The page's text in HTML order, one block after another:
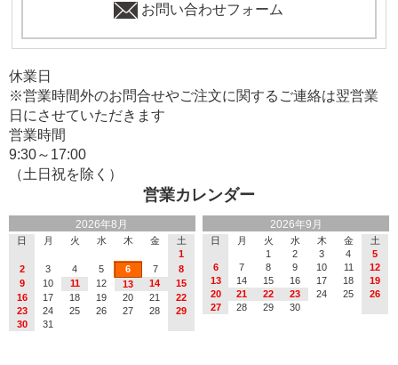
お問い合わせフォーム
営業カレンダー
2026年8月
日 月 火 水 木 金
土
1
2
3 4 5 6 7
8
9
10 11 12 13 14
15
16
17 18 19 20 21
22
23
24 25 26 27 28
29
30
31
2026年9月
日 月 火 水 木 金
土
1
2 3 4
5
6
7 8 9 10 11
12
13
14 15 16 17 18
19
20
21 22 23 24 25
26
27
28 29 30
休業日
※営業時間外のお問合せやご注文に関するご連絡は翌営業
日にさせていただきます
営業時間
9:30～17:00
（土日祝を除く）